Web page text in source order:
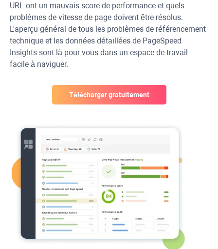
URL ont un mauvais score de performance et quels
problèmes de vitesse de page doivent être résolus.
L'aperçu général de tous les problèmes de référencement
technique et les données détaillées de PageSpeed
Insights sont là pour vous dans un espace de travail
facile à naviguer.
Télécharger gratuitement